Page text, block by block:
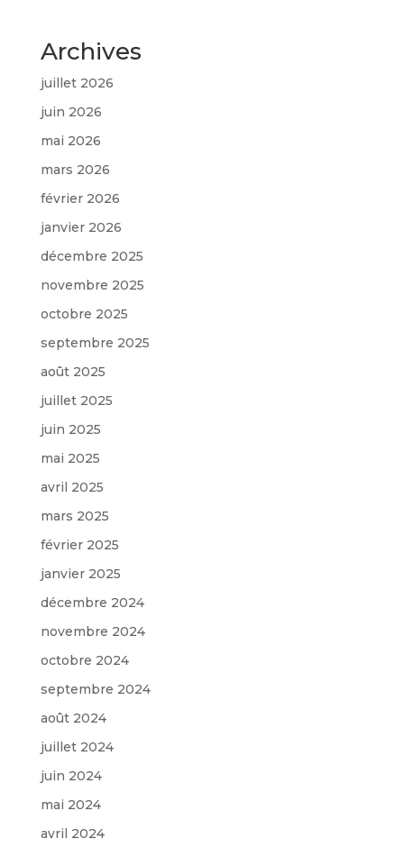
Archives
juillet 2026
juin 2026
mai 2026
mars 2026
février 2026
janvier 2026
décembre 2025
novembre 2025
octobre 2025
septembre 2025
août 2025
juillet 2025
juin 2025
mai 2025
avril 2025
mars 2025
février 2025
janvier 2025
décembre 2024
novembre 2024
octobre 2024
septembre 2024
août 2024
juillet 2024
juin 2024
mai 2024
avril 2024